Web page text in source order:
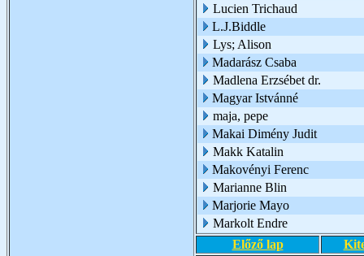
Lucien Trichaud
L.J.Biddle
Lys; Alison
Madarász Csaba
Madlena Erzsébet dr.
Magyar Istvánné
maja, pepe
Makai Dimény Judit
Makk Katalin
Makovényi Ferenc
Marianne Blin
Marjorie Mayo
Markolt Endre
Előző lap